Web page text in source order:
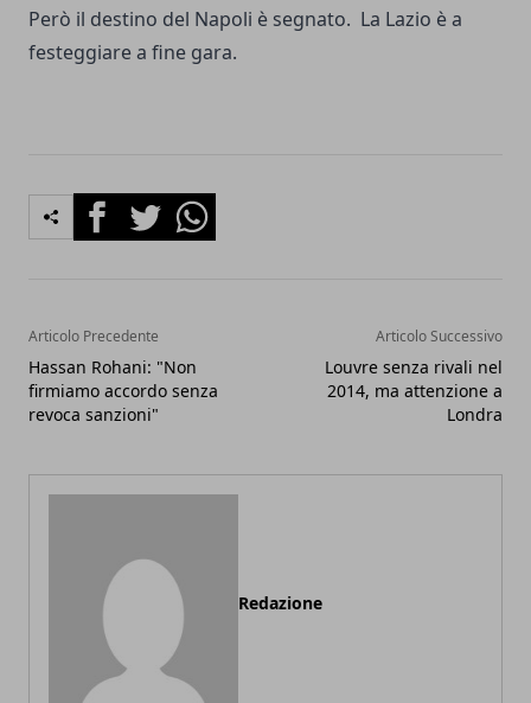
Però il destino del Napoli è segnato. La Lazio è a
festeggiare a fine gara.
FacebookTwitterWhatsapp
Articolo Precedente
Hassan Rohani: "Non
firmiamo accordo senza
revoca sanzioni"
Articolo Successivo
Louvre senza rivali nel
2014, ma attenzione a
Londra
Redazione